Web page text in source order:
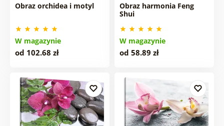
Obraz orchidea i motyl
W magazynie
od 102.68 zł
Obraz harmonia Feng
Shui
W magazynie
od 58.89 zł